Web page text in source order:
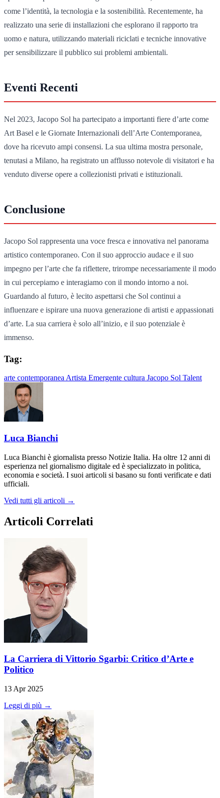
come l’identità, la tecnologia e la sostenibilità. Recentemente, ha
realizzato una serie di installazioni che esplorano il rapporto tra
uomo e natura, utilizzando materiali riciclati e tecniche innovative
per sensibilizzare il pubblico sui problemi ambientali.
Eventi Recenti
Nel 2023, Jacopo Sol ha partecipato a importanti fiere d’arte come
Art Basel e le Giornate Internazionali dell’Arte Contemporanea,
dove ha ricevuto ampi consensi. La sua ultima mostra personale,
tenutasi a Milano, ha registrato un afflusso notevole di visitatori e ha
venduto diverse opere a collezionisti privati e istituzionali.
Conclusione
Jacopo Sol rappresenta una voce fresca e innovativa nel panorama
artistico contemporaneo. Con il suo approccio audace e il suo
impegno per l’arte che fa riflettere, trirompe necessariamente il modo
in cui percepiamo e interagiamo con il mondo intorno a noi.
Guardando al futuro, è lecito aspettarsi che Sol continui a
influenzare e ispirare una nuova generazione di artisti e appassionati
d’arte. La sua carriera è solo all’inizio, e il suo potenziale è
immenso.
Tag:
arte contemporanea Artista Emergente cultura Jacopo Sol Talent
Luca Bianchi
Luca Bianchi è giornalista presso Notizie Italia. Ha oltre 12 anni di
esperienza nel giornalismo digitale ed è specializzato in politica,
economia e società. I suoi articoli si basano su fonti verificate e dati
ufficiali.
Vedi tutti gli articoli →
Articoli Correlati
La Carriera di Vittorio Sgarbi: Critico d’Arte e
Politico
13 Apr 2025
Leggi di più →